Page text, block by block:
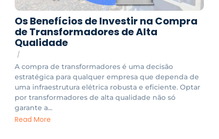
Os Benefícios de Investir na Compra
de Transformadores de Alta
Qualidade
/
A compra de transformadores é uma decisão
estratégica para qualquer empresa que dependa de
uma infraestrutura elétrica robusta e eficiente. Optar
por transformadores de alta qualidade não só
garante a...
Read More